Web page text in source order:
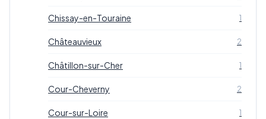
Chissay-en-Touraine 1
Châteauvieux 2
Châtillon-sur-Cher 1
Cour-Cheverny 2
Cour-sur-Loire 1